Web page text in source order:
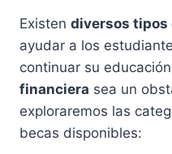
Existen diversos tipos
ayudar a los
continuar su
financiera sea un
exploraremos las
becas disponibles: